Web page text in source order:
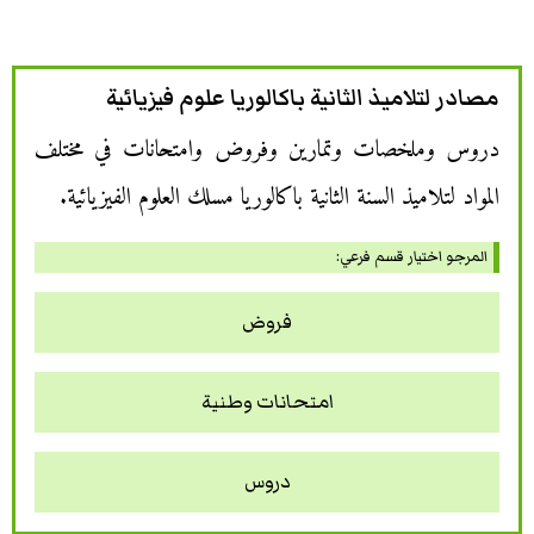
مصادر لتلاميذ الثانية باكالوريا علوم فيزيائية
دروس وملخصات وتمارين وفروض وامتحانات في مختلف
المواد لتلاميذ السنة الثانية باكالوريا مسلك العلوم الفيزيائية.
المرجو اختيار قسم فرعي:
فروض
امتحانات وطنية
دروس